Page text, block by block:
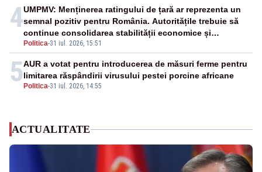
4
Politica-31 iul. 2026, 15:51
UMPMV: Menținerea ratingului de țară ar reprezenta un
semnal pozitiv pentru România. Autoritățile trebuie să
continue consolidarea stabilității economice și
financiare
5 Politica-31 iul. 2026, 14:55
AUR a votat pentru introducerea de măsuri ferme pentru
limitarea răspândirii virusului pestei porcine africane
ACTUALITATE